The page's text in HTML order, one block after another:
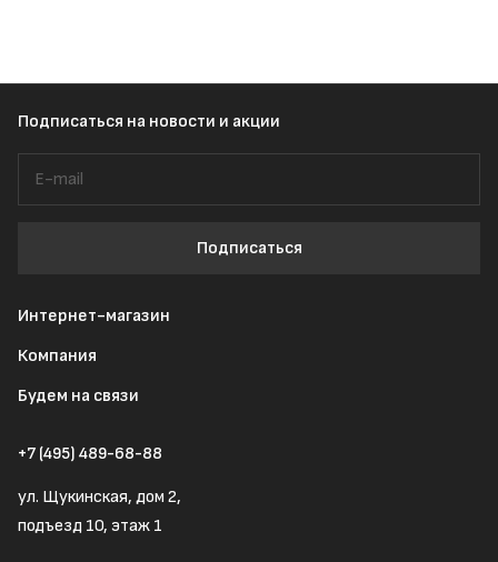
Подписаться на новости и акции
Подписаться
Интернет-магазин
Компания
Будем на связи
+7 (495) 489-68-88
ул. Щукинская, дом 2,
подъезд 10, этаж 1